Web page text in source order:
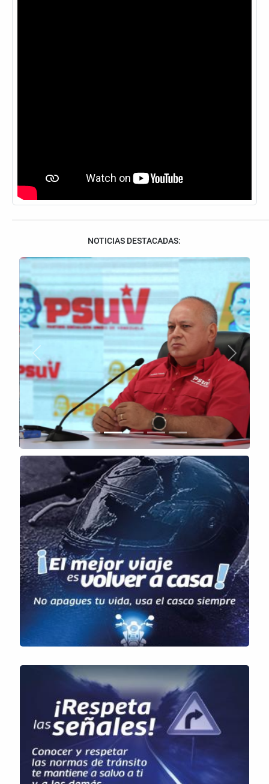
NOTICIAS DESTACADAS:
Anterior